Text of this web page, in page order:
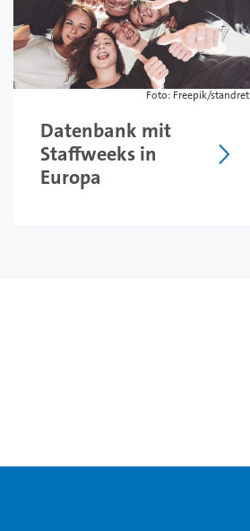
Foto: Freepik/standret
Datenbank mit
Staffweeks in
Europa